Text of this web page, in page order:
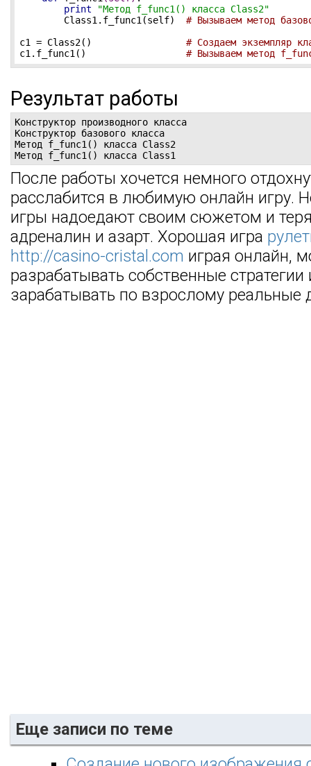
print
"Метод f_func1() класса Class2"
        Class1.f_func1(self)
# Вызываем метод
c1 = Class2() # Создаем экземпляр
c1.f_func1() # Вызываем метод
Результат работы
Конструктор производного класса
Конструктор базового класса
Метод f_func1() класса Class2
Метод f_func1() класса Class1
После работы хочется немного
расслабится в любимую онлайн игру.
игры надоедают своим сюжетом и
адреналин и азарт. Хорошая игра
http://casino-cristal.com играя онлайн,
разрабатывать собственные стратегии
зарабатывать по взрослому реальные
Еще записи по теме